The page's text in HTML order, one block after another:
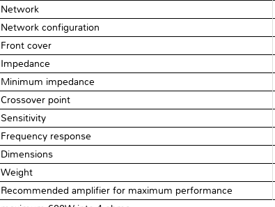
Network
Network configuration
Front cover
Impedance
Minimum impedance
Crossover point
Sensitivity
Frequency response
Dimensions
Weight
Recommended amplifier for maximum performance